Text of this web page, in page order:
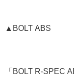
▲BOLT ABS
「BOLT R-SPEC